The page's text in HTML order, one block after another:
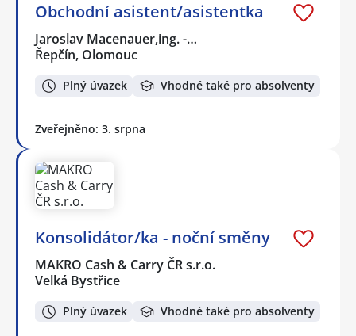
Obchodní asistent/asistentka
Jaroslav Macenauer,ing. -…
Řepčín, Olomouc
Plný úvazek Vhodné také pro absolventy
Zveřejněno: 3. srpna
Konsolidátor/ka - noční směny
MAKRO Cash & Carry ČR s.r.o.
Velká Bystřice
Plný úvazek Vhodné také pro absolventy